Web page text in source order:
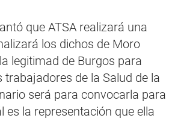
que ATSA realizará una
los dichos de Moro
legitimad de Burgos para
trabajadores de la Salud de la
será para convocarla para
es la representación que ella